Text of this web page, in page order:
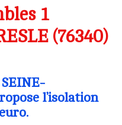
1
(76340)
l’isolation